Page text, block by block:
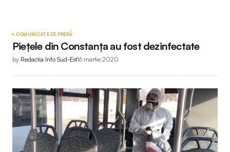
COMUNICATE DE PRESĂ
Piețele din Constanța au fost dezinfectate
by Redactia Info Sud-Est16 martie 2020